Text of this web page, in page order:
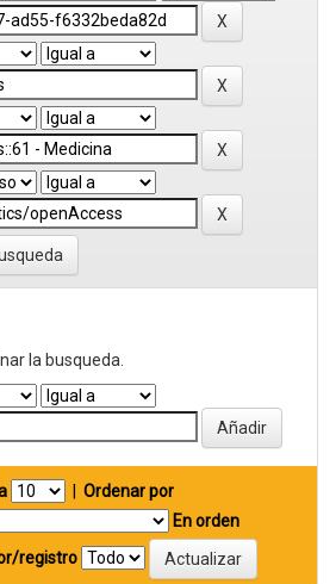
la busqueda.
Ordenar por
En orden
registro